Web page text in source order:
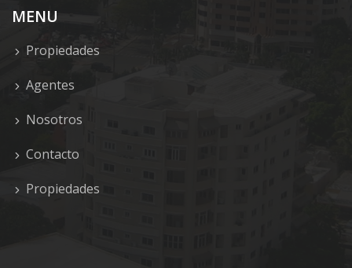
MENU
Propiedades
Agentes
Nosotros
Contacto
Propiedades